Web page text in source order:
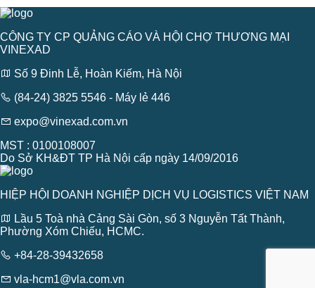
CÔNG TY CP QUẢNG CÁO VÀ HỘI CHỢ THƯƠNG MẠI
VINEXAD
Số 9 Đinh Lễ, Hoàn Kiếm, Hà Nội
(84-24) 3825 5546 - Máy lẻ 446
expo@vinexad.com.vn
MST : 0100108007
Do Sở KH&ĐT TP Hà Nội cấp ngày 14/09/2016
HIỆP HỘI DOANH NGHIỆP DỊCH VỤ LOGISTICS VIỆT NAM
Lầu 5 Toà nhà Cảng Sài Gòn, số 3 Nguyễn Tất Thành,
Phường Xóm Chiếu, HCMC.
+84-28-39432658
vla-hcm1@vla.com.vn